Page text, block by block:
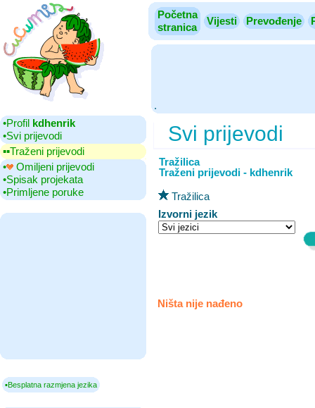
Početna
stranica
Vijesti Prevođenje
.
•‎Profil kdhenrik
•‎Svi prijevodi
▪▪‎Traženi prijevodi
•‎
Omiljeni prijevodi
•‎Spisak projekata
•‎Primljene poruke
▪Besplatna razmjena jezika
Svi prijevodi
Tražilica
Traženi prijevodi - kdhenrik
Tražilica
Izvorni jezik
Ništa nije nađeno